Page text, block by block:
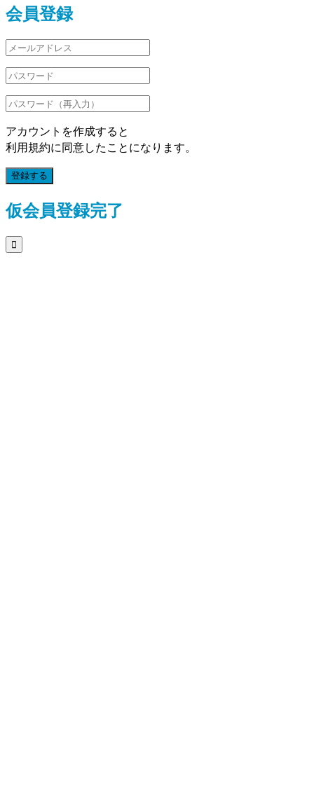
会員登録
アカウントを作成すると
利用規約に同意したことになります。
登録する
仮会員登録完了
